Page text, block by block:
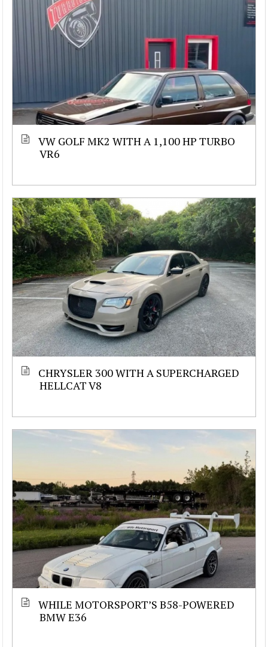
VW GOLF MK2 WITH A 1,100 HP TURBO
VR6
CHRYSLER 300 WITH A SUPERCHARGED
HELLCAT V8
WHILE MOTORSPORT’S B58-POWERED
BMW E36